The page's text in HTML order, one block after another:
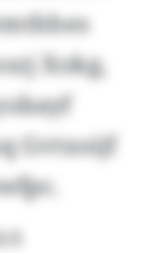
Xokg,
Gvtxoijf